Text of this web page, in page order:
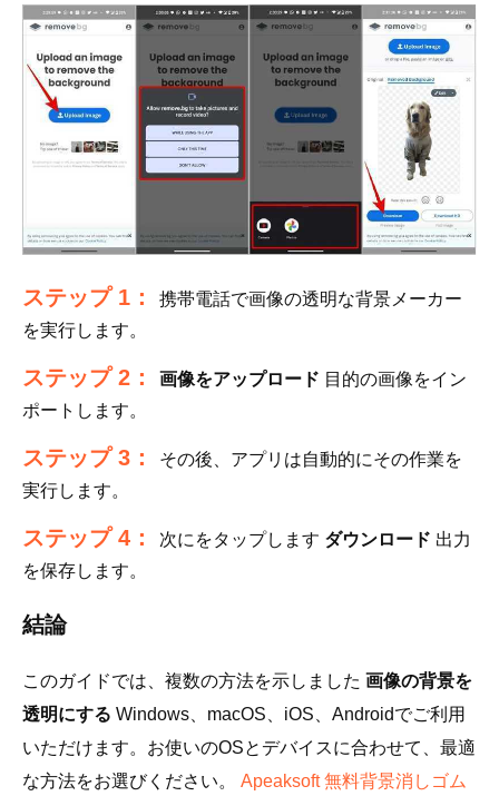
ステップ 1：
携帯電話で画像の透明な背景メーカー
を実行します。
ステップ 2： 画像をアップロード 目的の画像をイン
ポートします。
ステップ 3：
その後、アプリは自動的にその作業を
実行します。
ステップ 4： 次にをタップします ダウンロード 出力
を保存します。
結論
このガイドでは、複数の方法を示しました 画像の背景を
透明にする Windows、macOS、iOS、Androidでご利用
いただけます。お使いのOSとデバイスに合わせて、最適
な方法をお選びください。 Apeaksoft 無料背景消しゴム